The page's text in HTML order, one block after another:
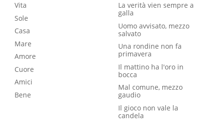
Vita
Sole
Casa
Mare
Amore
Cuore
Amici
Bene
La verità vien sempre a
galla
Uomo avvisato, mezzo
salvato
Una rondine non fa
primavera
Il mattino ha l'oro in
bocca
Mal comune, mezzo
gaudio
Il gioco non vale la
candela